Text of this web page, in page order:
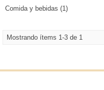
Comida y bebidas (1)
Mostrando ítems 1-3 de 1